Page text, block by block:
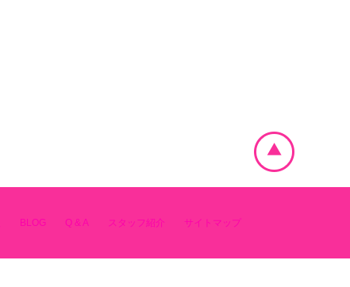
BLOG Q & A スタッフ紹介 サイトマップ